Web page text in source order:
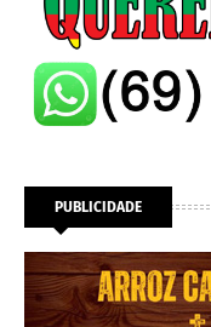
PUBLICIDADE